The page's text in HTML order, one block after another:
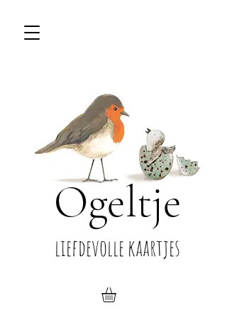
liefdevolle kaartjes
Ogeltje